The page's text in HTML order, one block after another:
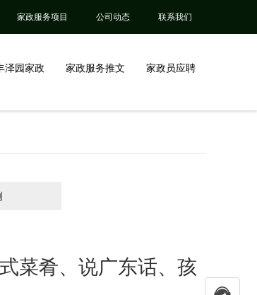
家政服务项目 公司动态 联系我们
泽园家政 家政服务推文 家政员应聘
菜肴、说广东话、孩